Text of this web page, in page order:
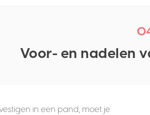
Voor- en nadelen
in een pand, moet je